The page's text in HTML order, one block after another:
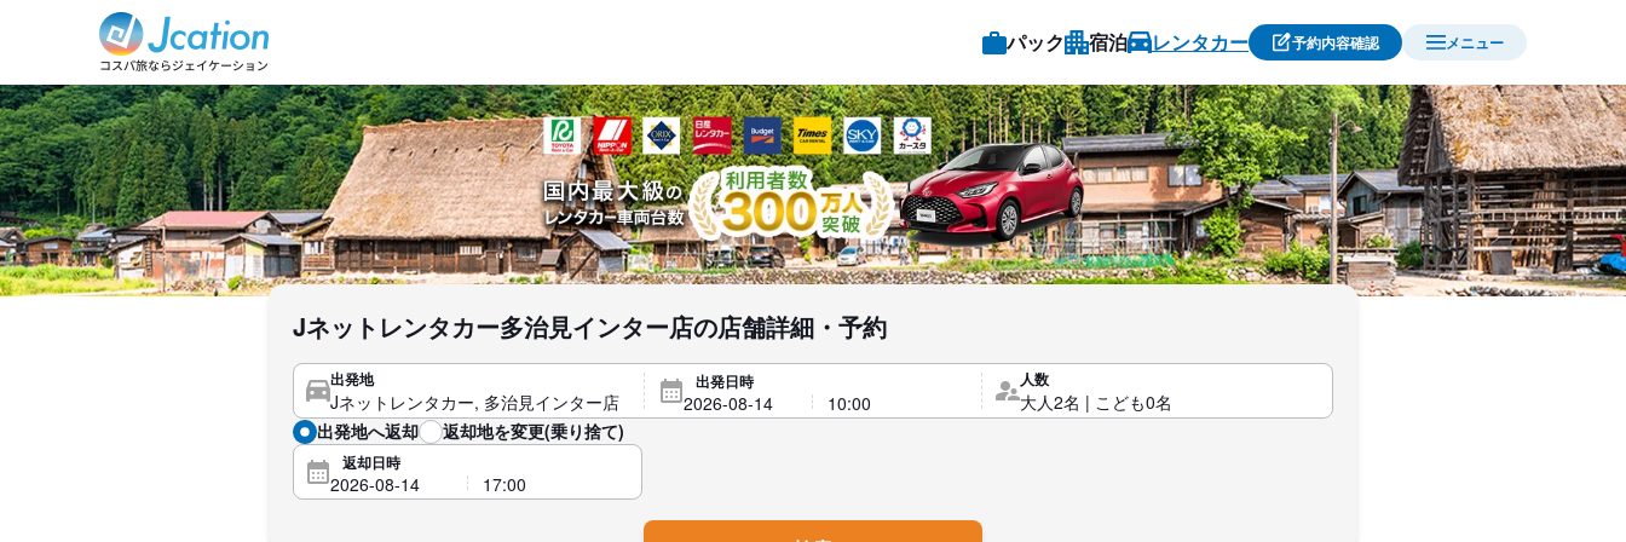
パック 宿泊 レンタカー 予約内容確認 メニュー
Jネットレンタカー多治見インター店の店舗詳細・予約
出発地 出発日時 人数
出発地へ返却 返却地を変更(乗り捨て)
返却日時